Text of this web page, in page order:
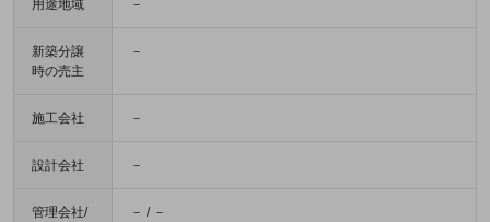
用途地域 －
新築分譲
時の売主
－
施工会社 －
設計会社 －
管理会社/
－ / －